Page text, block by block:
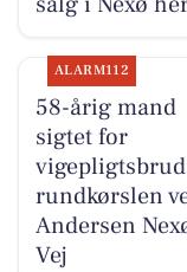
ALARM112
58-årig mand
sigtet for
rundkørslen
Andersen
Vej